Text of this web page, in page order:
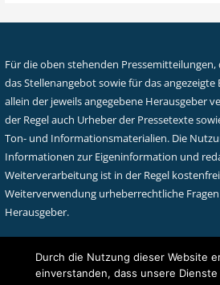
Für die oben stehenden Pressemitteilungen,
das Stellenangebot sowie für das
allein der jeweils angegebene Herausgeber
der Regel auch Urheber der Pressetexte
Ton- und Informationsmaterialien. Die
Informationen zur Eigeninformation und
Weiterverarbeitung ist in der Regel
Weiterverwendung urheberrechtliche
Herausgeber.
Durch die Nutzung dieser Website
einverstanden, dass unsere